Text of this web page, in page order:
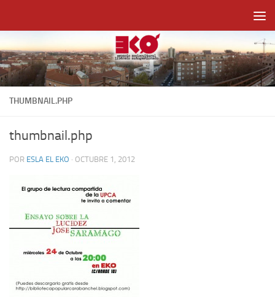
THUMBNAIL.PHP
thumbnail.php
POR ESLA EL EKO · OCTUBRE 1, 2012